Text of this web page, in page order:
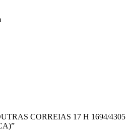
CORREIAS 17 H 1694/4305